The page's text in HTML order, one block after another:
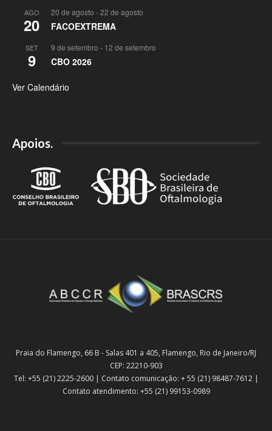
AGO
20
20 de agosto -22 de agosto
FACOEXTREMA
SET
9
9 de setembro - 12 de setembro
CBO 2026
Ver Calendário
Apoios.
Praia do Flamengo, 66 B - Salas 401 a 405, Flamengo, Rio de Janeiro/RJ
CEP: 22210-903
Tel: +55 (21) 2225-2600 | Contato comunicação: + 55 (21) 98487-7612 |
Contato atendimento: +55 (21) 99153-0989